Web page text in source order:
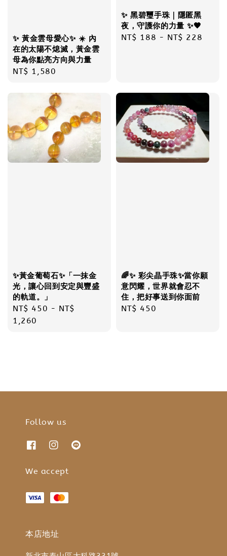
✨ 黃金雲母愛心✨ ☀️ 內
在的太陽不熄滅，黃金雲
母為你點亮方向與力量
Regular
NT$ 1,580
✨ 黑碧璽手珠｜隱匿黑
夜，守護你的力量 ✨🖤
Regular
NT$ 188 - NT$ 228
✨黃金葡萄石✨「一抹金
光，讓心回到安定與豐盛
的軌道。」
Regular
price
NT$ 450 - NT$
1,260
🌈✨ 彩尖晶手珠✨當你願
意閃耀，世界就會忍不
住，把好事送到你面前
Regular
NT$ 450
Follow us
We accept
本店地址